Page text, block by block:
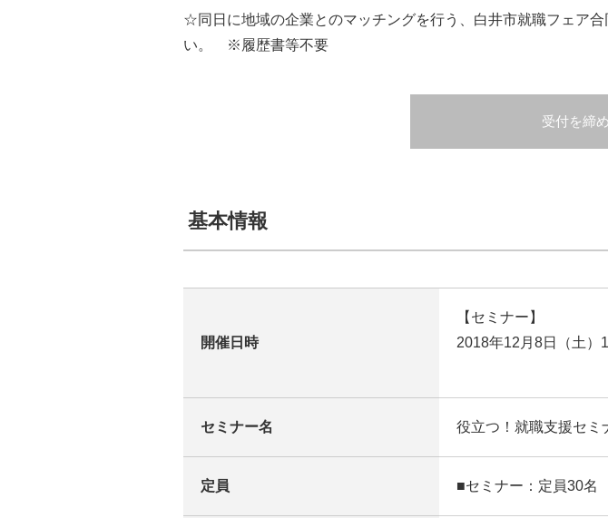
☆同日に地域の企業とのマッチングを行う、白井市就職フェア
い。 ※履歴書等不要
受付を締
基本情報
開催日時
【セミナー】
2018年12月8日（土）
セミナー名 役立つ！就職支援セミ
定員 ■セミナー：定員30名